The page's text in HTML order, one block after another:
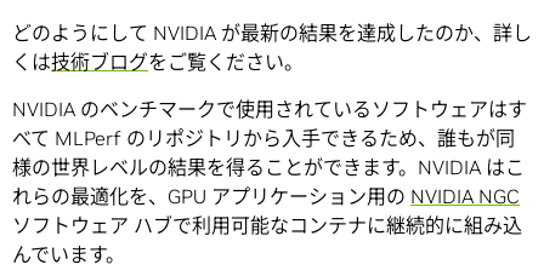
どのようにして NVIDIA が最新の結果を達成したのか、詳し
くは技術ブログをご覧ください。
NVIDIA のベンチマークで使用されているソフトウェアはす
べて MLPerf のリポジトリから入手できるため、誰もが同
様の世界レベルの結果を得ることができます。NVIDIA はこ
れらの最適化を、GPU アプリケーション用の NVIDIA NGC
ソフトウェア ハブで利用可能なコンテナに継続的に組み込
んでいます。